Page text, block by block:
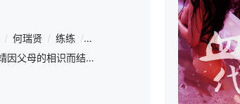
/ 何瑞贤 / 练练 / 何明翰 赵龙豪 / 田征 /
20世纪90年代，陈异和苗靖因父母的相识而结缘。起初陈异对苗靖充满敌意，直到一次受伤后，苗靖的善良让两人关系开始转变。然而好景不长，陈父去世、苗母消失，两家大人并未走到一起，两个孩子却不得不相依为命。